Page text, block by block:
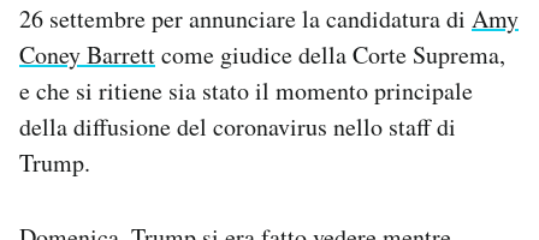
26 settembre per annunciare la candidatura di Amy
Coney Barrettcome giudice della Corte Suprema,
e che si ritiene sia stato il momento principale
della diffusione del coronavirus nello staff di
Trump.